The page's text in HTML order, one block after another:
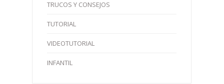
TRUCOS Y CONSEJOS
TUTORIAL
VIDEOTUTORIAL
INFANTIL